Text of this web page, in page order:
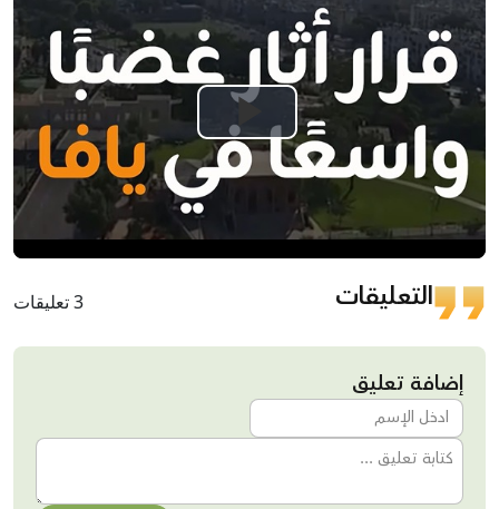
Play
Video
التعليقات 3 تعليقات
إضافة تعليق